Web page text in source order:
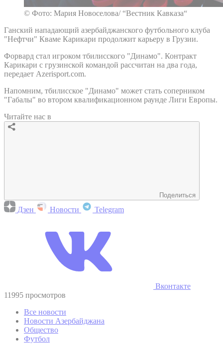
© Фото: Мария Новоселова/ “Вестник Кавказа“
Ганский нападающий азербайджанского футбольного клуба
"Нефтчи" Кваме Карикари продолжит карьеру в Грузии.
Форвард стал игроком тбилисского "Динамо". Контракт
Карикари с грузинской командой рассчитан на два года,
передает Azerisport.com.
Напомним, тбилисское "Динамо" может стать соперником
"Габалы" во втором квалификационном раунде Лиги Европы.
Читайте нас в
Поделиться
Дзен Новости Telegram
Вконтакте
11995 просмотров
Все новости
Новости Азербайджана
Общество
Футбол